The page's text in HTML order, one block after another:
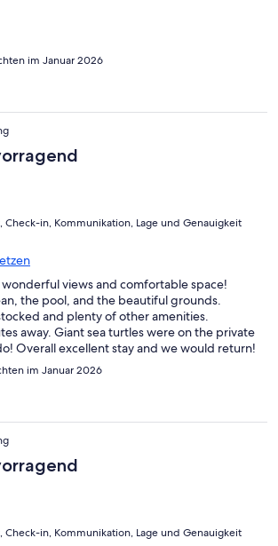
im Januar 2026
Check-in, Kommunikation, Lage und Genauigkeit
views and comfortable space!
the pool, and the beautiful grounds.
and plenty of other amenities.
away. Giant sea turtles were on the private
Overall excellent stay and we would return!
im Januar 2026
Check-in, Kommunikation, Lage und Genauigkeit